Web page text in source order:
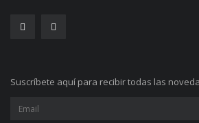
Suscríbete aquí para recibir todas las